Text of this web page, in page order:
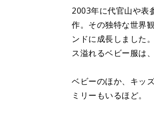
2003年に代官山や表
作。その独特な世界
ンドに成長しました
ス溢れるベビー服は
ベビーのほか、キッ
ミリーもいるほど。